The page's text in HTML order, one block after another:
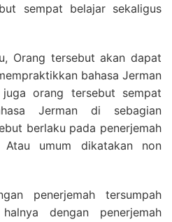
sempat belajar sekaligus
Orang tersebut akan dapat
bahasa Jerman
orang tersebut sempat
Jerman di sebagian
berlaku pada penerjemah
Atau umum dikatakan non
penerjemah tersumpah
dengan penerjemah